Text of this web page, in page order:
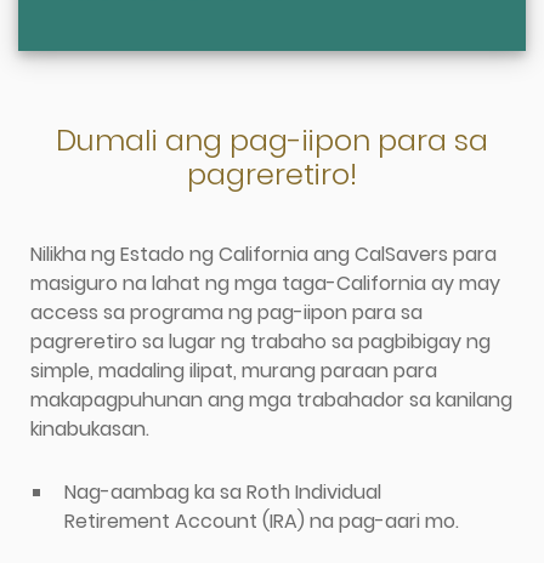
Dumali ang pag-iipon para sa
pagreretiro!
Nilikha ng Estado ng California ang CalSavers para
masiguro na lahat ng mga taga-California ay may
access sa programa ng pag-iipon para sa
pagreretiro sa lugar ng trabaho sa pagbibigay ng
simple, madaling ilipat, murang paraan para
makapagpuhunan ang mga trabahador sa kanilang
kinabukasan.
Nag-aambag ka sa Roth Individual
Retirement Account (IRA) na pag-aari mo.